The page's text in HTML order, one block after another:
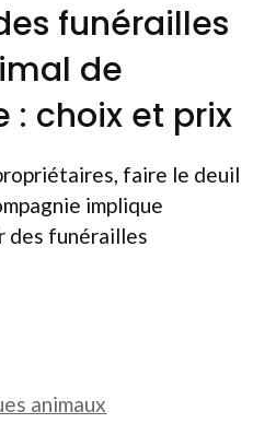
funérailles
de
: choix et prix
faire le deuil
implique
des funérailles
animaux